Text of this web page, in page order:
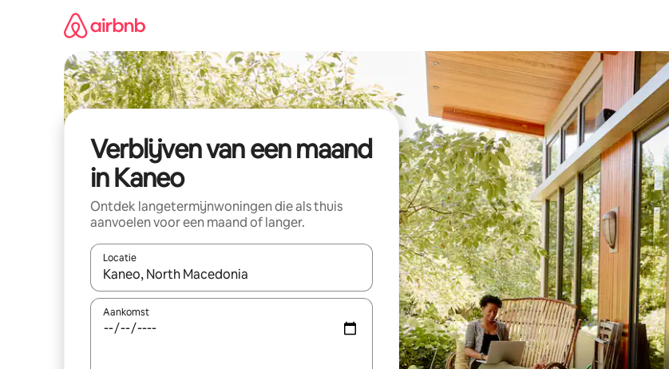
Verblijven van een maand
in Kaneo
Ontdek langetermijnwoningen die als thuis
aanvoelen voor een maand of langer.
Locatie
Wanneer er resultaten beschikbaar zijn, maak je een keuze met je de pijltjestoetsen omhoog en omlaag, óf
Aankomst